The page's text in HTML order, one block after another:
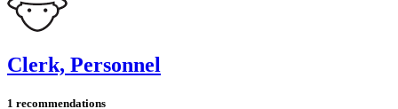
Clerk, Personnel
1 recommendations